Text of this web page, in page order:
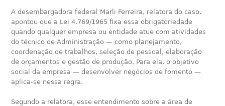
A desembargadora federal Marli Ferreira, relatora do caso,
apontou que a Lei 4.769/1965 fixa essa obrigatoriedade
quando qualquer empresa ou entidade atue com atividades
do técnico de Administração — como planejamento,
coordenação de trabalhos, seleção de pessoal, elaboração
de orçamentos e gestão de produção. Para ela, o objetivo
social da empresa — desenvolver negócios de fomento —
aplica-se nessa regra.
Segundo a relatora, esse entendimento sobre a área de